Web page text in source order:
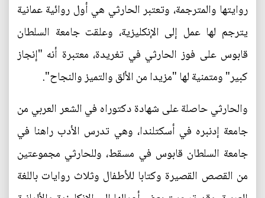
روايتها والمترجمة، وتعتبر الحارثي هي أول روائية عمانية
يترجم لها عمل إلى الإنكليزية، وعلقت جامعة السلطان
قابوس على فوز الحارثي في تغريدة، معتبرة أنه "إنجاز
كبير" ومتمنية لها "مزيدا من الألق والتميز والنجاح".
والحارثي حاصلة على شهادة دكتوراه في الشعر العربي من
جامعة إدنبره في أسكتلندا، وهي تدرس الأدب راهنا في
جامعة السلطان قابوس في مسقط، وللحارثي مجموعتين
من القصص القصيرة وكتابا للأطفال وثلاث روايات باللغة